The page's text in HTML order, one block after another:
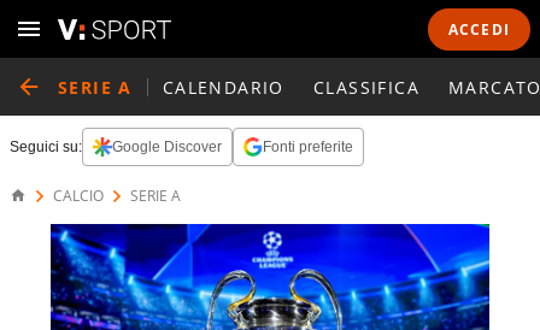
ACCEDI
SERIE A CALENDARIO CLASSIFICA
Seguici su: Google Discover Fonti preferite
CALCIO SERIE A